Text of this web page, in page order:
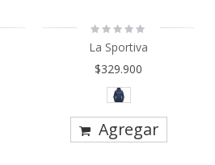
Rating:
0%
La Sportiva
$329.900
Agregar